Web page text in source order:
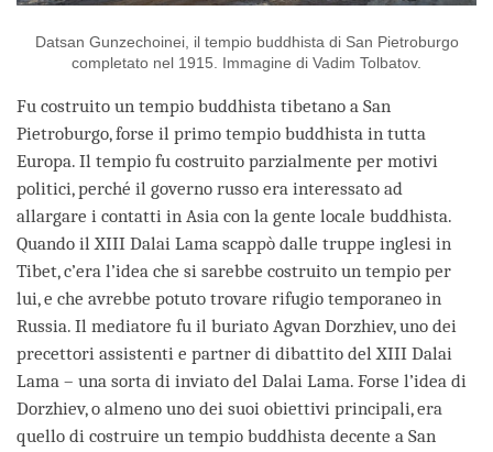
Datsan Gunzechoinei, il tempio buddhista di San Pietroburgo
completato nel 1915. Immagine di Vadim Tolbatov.
Fu costruito un tempio buddhista tibetano a San
Pietroburgo, forse il primo tempio buddhista in tutta
Europa. Il tempio fu costruito parzialmente per motivi
politici, perché il governo russo era interessato ad
allargare i contatti in Asia con la gente locale buddhista.
Quando il XIII Dalai Lama scappò dalle truppe inglesi in
Tibet, c’era l’idea che si sarebbe costruito un tempio per
lui, e che avrebbe potuto trovare rifugio temporaneo in
Russia. Il mediatore fu il buriato Agvan Dorzhiev, uno dei
precettori assistenti e partner di dibattito del XIII Dalai
Lama – una sorta di inviato del Dalai Lama. Forse l’idea di
Dorzhiev, o almeno uno dei suoi obiettivi principali, era
quello di costruire un tempio buddhista decente a San